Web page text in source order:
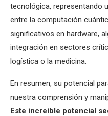
tecnológica, representando
entre la computación
significativos en hardware,
integración en sectores
logística o la medicina.
En resumen, su potencial
nuestra comprensión y
Este increíble potencial